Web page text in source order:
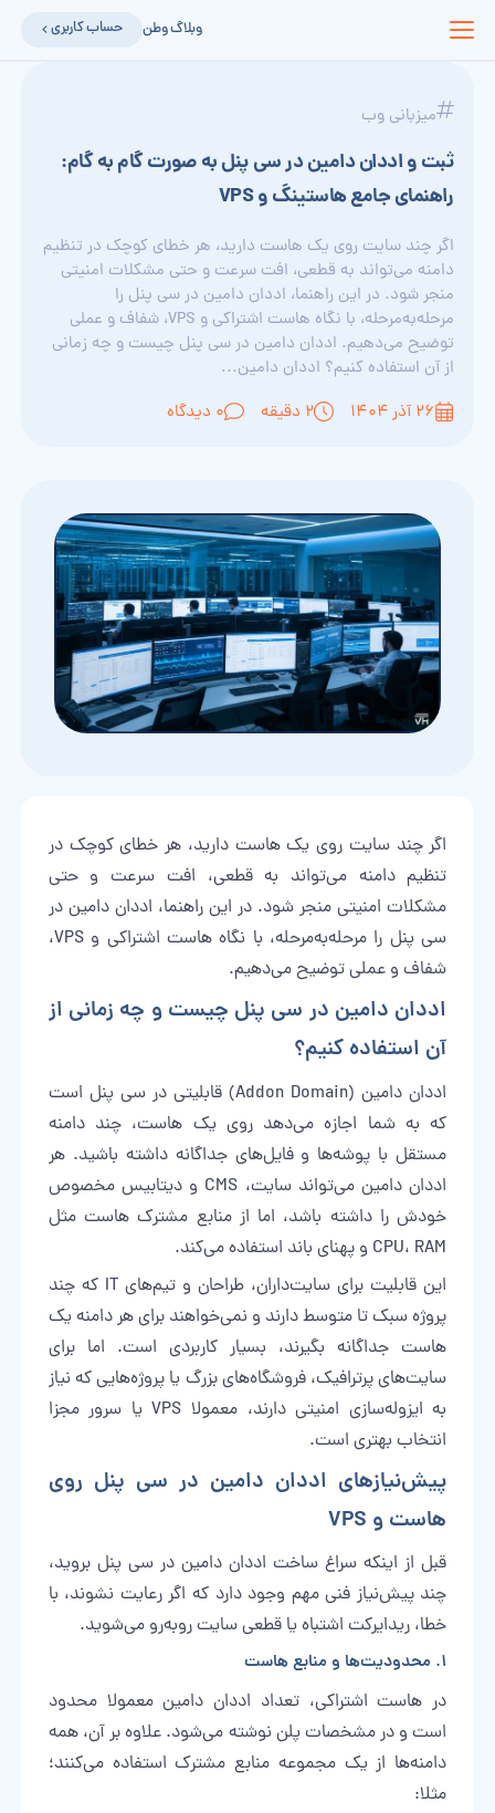
وبلاگ وطن حساب کاربری
میزبانی وب
ثبت و اددان دامین در سی پنل به صورت گام به گام:
راهنمای جامع هاستینگ و VPS
اگر چند سایت روی یک هاست دارید، هر خطای کوچک در تنظیم
دامنه می‌تواند به قطعی، افت سرعت و حتی مشکلات امنیتی
منجر شود. در این راهنما، اددان دامین در سی پنل را
مرحله‌به‌مرحله، با نگاه هاست اشتراکی و VPS، شفاف و عملی
توضیح می‌دهیم. اددان دامین در سی پنل چیست و چه زمانی
از آن استفاده کنیم؟ اددان دامین...
۲۶ آذر ۱۴۰۴
2 دقیقه 0 دیدگاه
اگر چند سایت روی یک هاست دارید، هر خطای کوچک در
تنظیم دامنه می‌تواند به قطعی، افت سرعت و حتی
مشکلات امنیتی منجر شود. در این راهنما، اددان دامین در
سی پنل را مرحله‌به‌مرحله، با نگاه هاست اشتراکی و VPS،
شفاف و عملی توضیح می‌دهیم.
اددان دامین در سی پنل چیست و چه زمانی از
آن استفاده کنیم؟
اددان دامین (Addon Domain) قابلیتی در سی پنل است
که به شما اجازه می‌دهد روی یک هاست، چند دامنه
مستقل با پوشه‌ها و فایل‌های جداگانه داشته باشید. هر
اددان دامین می‌تواند سایت، CMS و دیتابیس مخصوص
خودش را داشته باشد، اما از منابع مشترک هاست مثل
CPU، RAM و پهنای باند استفاده می‌کند.
این قابلیت برای سایت‌داران، طراحان و تیم‌های IT که چند
پروژه سبک تا متوسط دارند و نمی‌خواهند برای هر دامنه یک
هاست جداگانه بگیرند، بسیار کاربردی است. اما برای
سایت‌های پرترافیک، فروشگاه‌های بزرگ یا پروژه‌هایی که نیاز
به ایزوله‌سازی امنیتی دارند، معمولا VPS یا سرور مجزا
انتخاب بهتری است.
پیش‌نیازهای اددان دامین در سی پنل روی
هاست و VPS
قبل از اینکه سراغ ساخت اددان دامین در سی پنل بروید،
چند پیش‌نیاز فنی مهم وجود دارد که اگر رعایت نشوند، با
خطا، ریدایرکت اشتباه یا قطعی سایت روبه‌رو می‌شوید.
۱. محدودیت‌ها و منابع هاست
در هاست اشتراکی، تعداد اددان دامین معمولا محدود
است و در مشخصات پلن نوشته می‌شود. علاوه بر آن، همه
دامنه‌ها از یک مجموعه منابع مشترک استفاده می‌کنند؛
مثلا: